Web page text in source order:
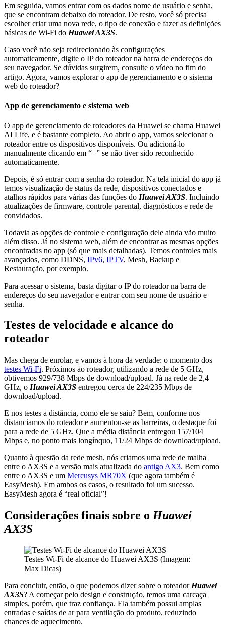
Em seguida, vamos entrar com os dados nome de usuário e senha,
que se encontram debaixo do roteador. De resto, você só precisa
escolher criar uma nova rede, o tipo de conexão e fazer as definições
básicas de Wi-Fi do Huawei AX3S.
Caso você não seja redirecionado às configurações
automaticamente, digite o IP do roteador na barra de endereços do
seu navegador. Se dúvidas surgirem, consulte o vídeo no fim do
artigo. Agora, vamos explorar o app de gerenciamento e o sistema
web do roteador?
App de gerenciamento e sistema web
O app de gerenciamento de roteadores da Huawei se chama Huawei
AI Life, e é bastante completo. Ao abrir o app, vamos selecionar o
roteador entre os dispositivos disponíveis. Ou adicioná-lo
manualmente clicando em “+” se não tiver sido reconhecido
automaticamente.
Depois, é só entrar com a senha do roteador. Na tela inicial do app já
temos visualização de status da rede, dispositivos conectados e
atalhos rápidos para várias das funções do Huawei AX3S. Incluindo
atualizações de firmware, controle parental, diagnósticos e rede de
convidados.
Todavia as opções de controle e configuração dele ainda vão muito
além disso. Já no sistema web, além de encontrar as mesmas opções
encontradas no app (só que mais detalhadas). Temos controles mais
avançados, como DDNS, IPv6, IPTV, Mesh, Backup e
Restauração, por exemplo.
Para acessar o sistema, basta digitar o IP do roteador na barra de
endereços do seu navegador e entrar com seu nome de usuário e
senha.
Testes de velocidade e alcance do
roteador
Mas chega de enrolar, e vamos à hora da verdade: o momento dos
testes Wi-Fi. Próximos ao roteador, utilizando a rede de 5 GHz,
obtivemos 929/738 Mbps de download/upload. Já na rede de 2,4
GHz, o Huawei AX3S entregou cerca de 224/235 Mbps de
download/upload.
E nos testes a distância, como ele se saiu? Bem, conforme nos
distanciamos do roteador e aumentou-se as barreiras, o destaque foi
para a rede de 5 GHz. Que a média distância entregou 157/104
Mbps e, no ponto mais longínquo, 11/24 Mbps de download/upload.
Quanto à questão da rede mesh, nós criamos uma rede de malha
entre o AX3S e a versão mais atualizada do antigo AX3. Bem como
entre o AX3S e um Mercusys MR70X (que agora também é
EasyMesh). Em ambos os casos, o resultado foi um sucesso.
EasyMesh agora é “real oficial”!
Considerações finais sobre o Huawei
AX3S
Testes Wi-Fi de alcance do Huawei AX3S (Imagem:
Max Dicas)
Para concluir, então, o que podemos dizer sobre o roteador Huawei
AX3S? A começar pelo design e construção, temos uma carcaça
simples, porém, que traz confiança. Ela também possui amplas
entradas e saídas de ar para ventilação do produto, reduzindo
chances de aquecimento.